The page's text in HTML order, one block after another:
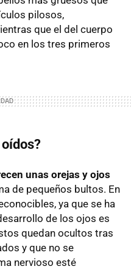
pilosos,
que el del cuerpo
en los tres primeros
unas orejas y ojos
de pequeños bultos. En
ya que se ha
de los ojos es
quedan ocultos tras
y que no se
nervioso esté